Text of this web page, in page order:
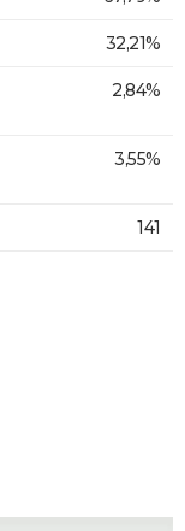
32,21%
2,84%
3,55%
141